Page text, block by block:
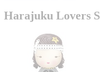
Harajuku Lovers